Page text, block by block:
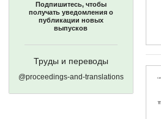
Подпишитесь, чтобы
получать уведомления о
публикации новых
выпусков
Труды и переводы
@proceedings-and-translations